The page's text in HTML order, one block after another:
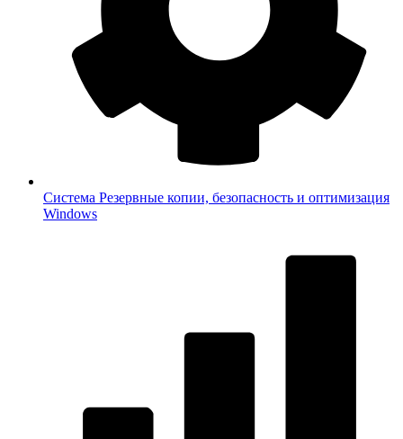
Система Резервные копии, безопасность и оптимизация
Windows